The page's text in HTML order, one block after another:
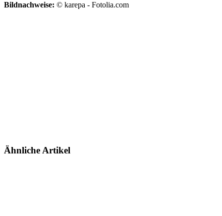
Bildnachweise: © karepa - Fotolia.com
Ähnliche Artikel